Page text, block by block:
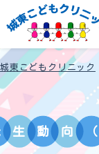
城東こどもクリニック
生 動 向 （